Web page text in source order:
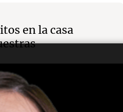
en la casa